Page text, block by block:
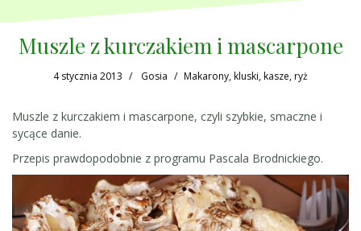
Muszle z kurczakiem i mascarpone
4 stycznia 2013 Gosia Makarony, kluski, kasze, ryż
Muszle z kurczakiem i mascarpone , czyli szybkie, smaczne i
sycące danie.
Przepis prawdopodobnie z programu Pascala Brodnickiego.